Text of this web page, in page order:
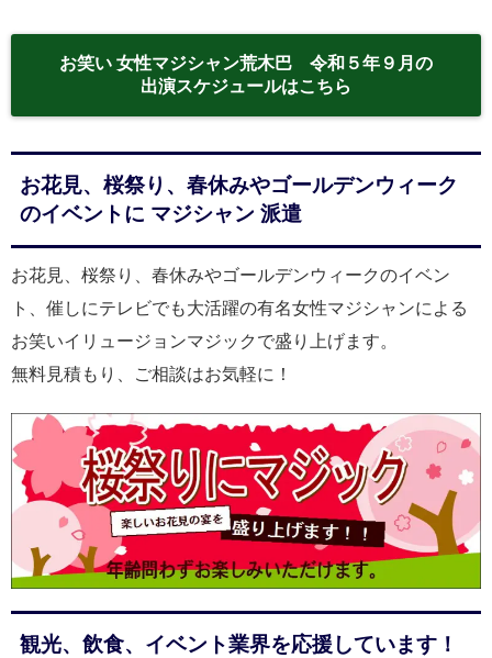
お笑い 女性マジシャン荒木巴 令和５年９月の
出演スケジュールはこちら
お花見、桜祭り、春休みやゴールデンウィーク
のイベントに マジシャン 派遣
お花見、桜祭り、春休みやゴールデンウィークのイベン
ト、催しにテレビでも大活躍の有名女性マジシャンによる
お笑いイリュージョンマジックで盛り上げます。
無料見積もり、ご相談はお気軽に！
観光、飲食、イベント業界を応援しています！